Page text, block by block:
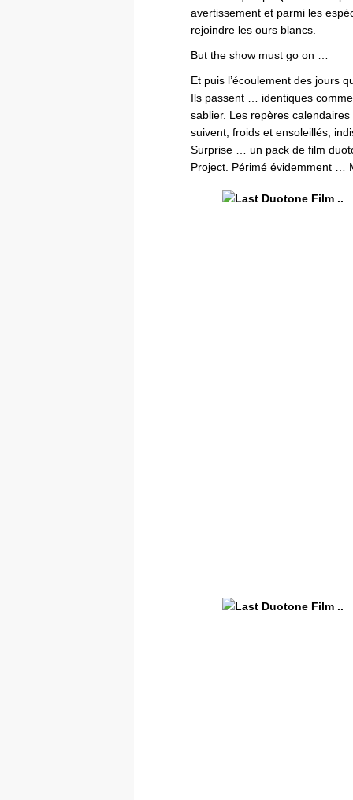
avertissement et parmi les
rejoindre les ours blancs.
But the show must go on …
Et puis l’écoulement des jours
Ils passent … identiques
sablier. Les repères
suivent, froids et ensoleillés,
Surprise … un pack de film
Project. Périmé évidemment …